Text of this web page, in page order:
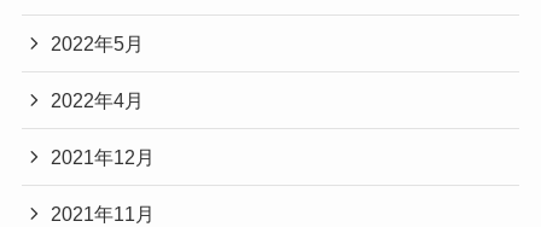
2022年5月
2022年4月
2021年12月
2021年11月